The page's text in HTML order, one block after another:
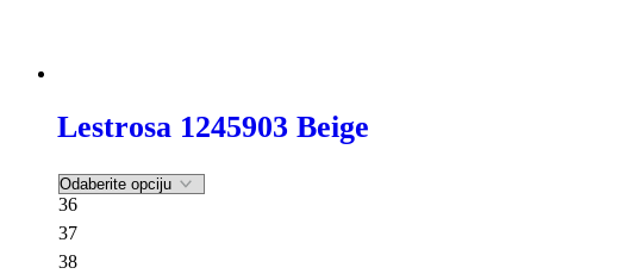
Lestrosa 1245903 Beige
36
37
38